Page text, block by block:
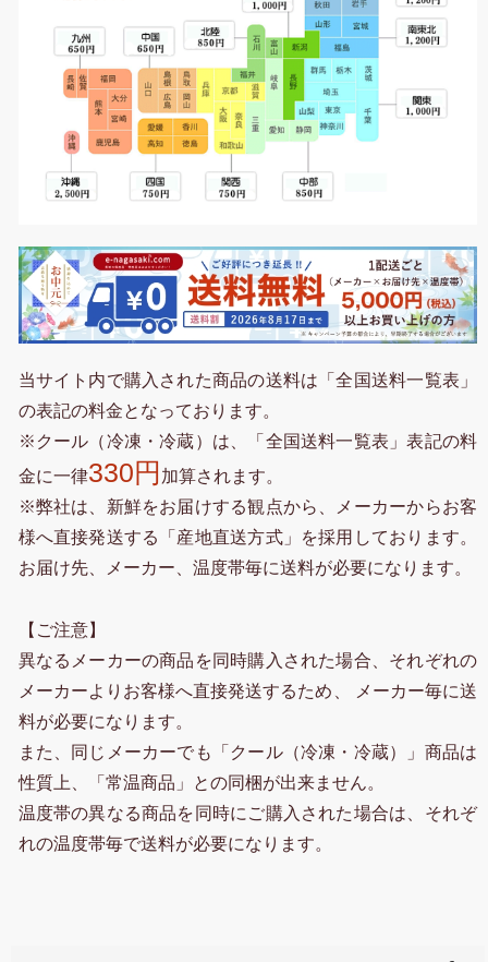
当サイト内で購入された商品の送料は「全国送料一覧表」
の表記の料金となっております。
※クール（冷凍・冷蔵）は、「全国送料一覧表」表記の料
金に一律330円 加算されます。
※弊社は、新鮮をお届けする観点から、メーカーからお客
様へ直接発送する「産地直送方式」を採用しております。
お届け先、メーカー、温度帯毎に送料が必要になります。
【ご注意】
異なるメーカーの商品を同時購入された場合、それぞれの
メーカーよりお客様へ直接発送するため、 メーカー毎に送
料が必要になります。
また、同じメーカーでも「クール（冷凍・冷蔵）」商品は
性質上、「常温商品」との同梱が出来ません。
温度帯の異なる商品を同時にご購入された場合は、それぞ
れの温度帯毎で送料が必要になります。